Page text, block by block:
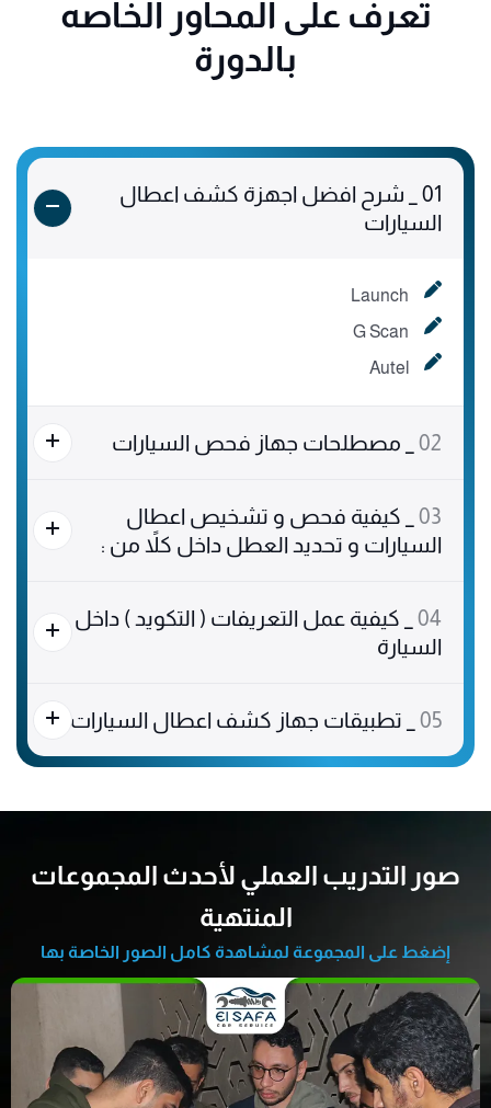
تعرف على المحاور الخاصه
بالدورة
01 _ شرح افضل اجهزة كشف اعطال
السيارات
Launch
G Scan
Autel
02 _ مصطلحات جهاز فحص السيارات
03 _ كيفية فحص و تشخيص اعطال
السيارات و تحديد العطل داخل كلاً من :
04 _ كيفية عمل التعريفات ( التكويد ) داخل
السيارة
05 _ تطبيقات جهاز كشف اعطال السيارات
صور التدريب العملي لأحدث المجموعات
المنتهية
إضغط على المجموعة لمشاهدة كامل الصور الخاصة بها